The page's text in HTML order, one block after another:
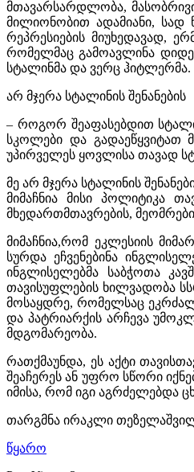
მთავარსარდლობა,
მილიონობით ადამიანი, სად
რეპრესიების მიუხედავად,
რომელმაც გამოავლინა
სტალინმა და ვერც ჰიტლერმა.
არ მჯერა სტალინის შენანების
– როგორ შეაფასებდით
სკოლები და
უპირველეს ყოვლისა თავად
მე არ მჯერა სტალინის
მიმაჩნია მისი პოლიტიკა
მხედართმთავრების,
მიმაჩნია,რომ ეკლესიის
სურდა ეჩვენებინა
ინგლისელებმა საბჭოთა
თავისუფლების ხილვადობა
მოსაყდრე,რომელსაც
და პატრიარქის არჩევა
მდგომარეობა.
რათქმაუნდა, ეს აქტი
შეაჩერეს ან უფრო სწორი
იმისა, რომ იგი აგრძელებდა
თარგმნა ირაკლი
წყარო